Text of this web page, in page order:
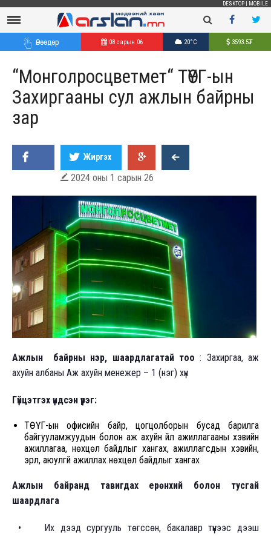
DESKTOP MOBILE
Өнөөдөр 08 сарын 06 20°C 3593.5₮
“Монголросцветмет“ ТӨҮГ-ын
Захиргааны сул ажлын байрны
зар
Жиргэх
 2024 оны 1 сарын 26
Ажлын байрны нэр, шаардлагатай тоо : Захиргаа, аж
ахуйн албаны Аж ахуйн менежер – 1 (нэг) хүн
Гүйцэтгэх үндсэн үүрэг:
ТӨҮГ-ын офисийн байр, цогцолборын бусад барилга
байгууламжуудын болон аж ахуйн үйл ажиллагааны хэвийн
ажиллагаа, нөхцөл байдлыг хангах, ажиллагсдын хэвийн,
эрүүл, аюулгүй ажиллах нөхцөл байдлыг хангах
Ажлын байранд тавигдах ерөнхий болон тусгай
шаардлага
• Их дээд сургууль төгссөн, бакалавр түүнээс дээш